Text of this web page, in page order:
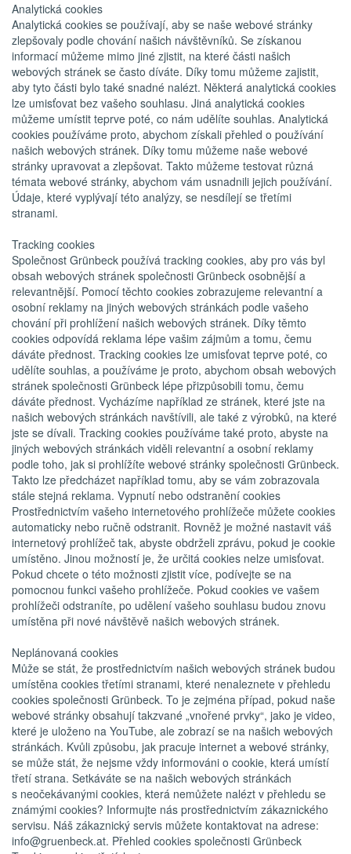
Analytická cookies
Analytická cookies se používají, aby se naše webové stránky
zlepšovaly podle chování našich návštěvníků. Se získanou
informací můžeme mimo jiné zjistit, na které části našich
webových stránek se často díváte. Díky tomu můžeme zajistit,
aby tyto části bylo také snadné nalézt. Některá analytická cookies
lze umisťovat bez vašeho souhlasu. Jiná analytická cookies
můžeme umístit teprve poté, co nám udělíte souhlas. Analytická
cookies používáme proto, abychom získali přehled o používání
našich webových stránek. Díky tomu můžeme naše webové
stránky upravovat a zlepšovat. Takto můžeme testovat různá
témata webové stránky, abychom vám usnadnili jejich používání.
Údaje, které vyplývají této analýzy, se nesdílejí se třetími
stranami.
Tracking cookies
Společnost Grünbeck používá tracking cookies, aby pro vás byl
obsah webových stránek společnosti Grünbeck osobnější a
relevantnější. Pomocí těchto cookies zobrazujeme relevantní a
osobní reklamy na jiných webových stránkách podle vašeho
chování při prohlížení našich webových stránek. Díky těmto
cookies odpovídá reklama lépe vašim zájmům a tomu, čemu
dáváte přednost. Tracking cookies lze umisťovat teprve poté, co
udělíte souhlas, a používáme je proto, abychom obsah webových
stránek společnosti Grünbeck lépe přizpůsobili tomu, čemu
dáváte přednost. Vycházíme například ze stránek, které jste na
našich webových stránkách navštívili, ale také z výrobků, na které
jste se dívali. Tracking cookies používáme také proto, abyste na
jiných webových stránkách viděli relevantní a osobní reklamy
podle toho, jak si prohlížíte webové stránky společnosti Grünbeck.
Takto lze předcházet například tomu, aby se vám zobrazovala
stále stejná reklama. Vypnutí nebo odstranění cookies
Prostřednictvím vašeho internetového prohlížeče můžete cookies
automaticky nebo ručně odstranit. Rovněž je možné nastavit váš
internetový prohlížeč tak, abyste obdrželi zprávu, pokud je cookie
umístěno. Jinou možností je, že určitá cookies nelze umisťovat.
Pokud chcete o této možnosti zjistit více, podívejte se na
pomocnou funkci vašeho prohlížeče. Pokud cookies ve vašem
prohlížeči odstraníte, po udělení vašeho souhlasu budou znovu
umístěna při nové návštěvě našich webových stránek.
Neplánovaná cookies
Může se stát, že prostřednictvím našich webových stránek budou
umístěna cookies třetími stranami, které nenaleznete v přehledu
cookies společnosti Grünbeck. To je zejména případ, pokud naše
webové stránky obsahují takzvané „vnořené prvky“, jako je video,
které je uloženo na YouTube, ale zobrazí se na našich webových
stránkách. Kvůli způsobu, jak pracuje internet a webové stránky,
se může stát, že nejsme vždy informováni o cookie, která umístí
třetí strana. Setkáváte se na našich webových stránkách
s neočekávanými cookies, která nemůžete nalézt v přehledu se
známými cookies? Informujte nás prostřednictvím zákaznického
servisu. Náš zákaznický servis můžete kontaktovat na adrese:
info@gruenbeck.at. Přehled cookies společnosti Grünbeck